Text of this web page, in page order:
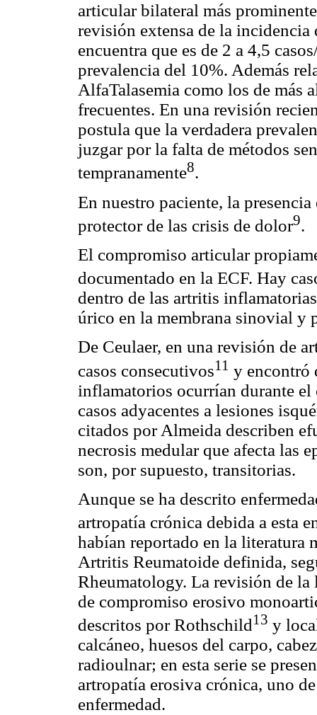
articular bilateral más
revisión extensa de la
encuentra que es de 2 a 4,5
prevalencia del 10%. Además
AlfaTalasemia como los de más
frecuentes. En una revisión
postula que la verdadera
juzgar por la falta de métodos
tempranamente8.
En nuestro paciente, la
protector de las crisis de dolor9.
El compromiso articular
documentado en la ECF. Hay
dentro de las artritis
úrico en la membrana sinovial y
De Ceulaer, en una revisión de
casos consecutivos11 y encontró
inflamatorios ocurrían durante
casos adyacentes a lesiones
citados por Almeida describen
necrosis medular que afecta las
son, por supuesto, transitorias.
Aunque se ha descrito
artropatía crónica debida a esta
habían reportado en la literatura
Artritis Reumatoide definida,
Rheumatology. La revisión de la
de compromiso erosivo
descritos por Rothschild13 y
calcáneo, huesos del carpo,
radioulnar; en esta serie se
artropatía erosiva crónica, uno
enfermedad.